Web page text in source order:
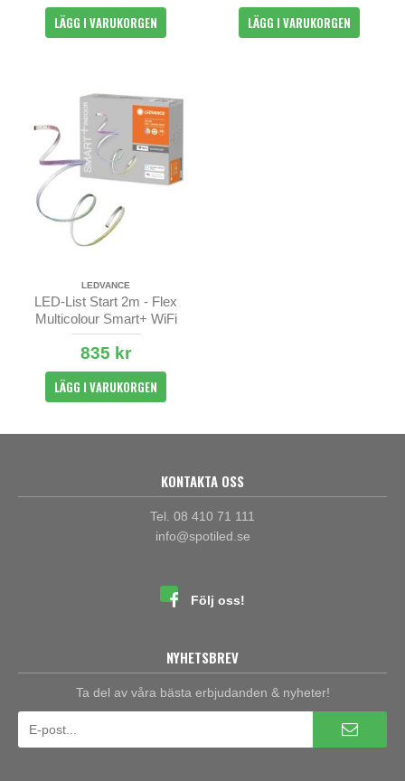
LÄGG I VARUKORGEN LÄGG I VARUKORGEN
LEDVANCE
LED-List Start 2m - Flex
Multicolour Smart+ WiFi
835 kr
LÄGG I VARUKORGEN
KONTAKTA OSS
Tel. 08 410 71 111
info@spotiled.se
Följ oss!
NYHETSBREV
Ta del av våra bästa erbjudanden & nyheter!